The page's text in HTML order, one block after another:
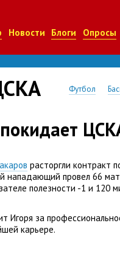
Новости Блоги Опросы
Футбол
расторгли контракт
нападающий провел 66
полезности -1 и 120
Игоря за
карьере.